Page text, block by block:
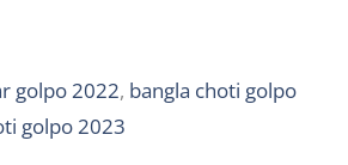
golpo 2022, bangla choti golpo
golpo 2023